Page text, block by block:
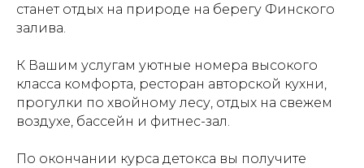
станет отдых на природе на берегу Финского
залива.
К Вашим услугам уютные номера высокого
класса комфорта, ресторан авторской кухни,
прогулки по хвойному лесу, отдых на свежем
воздухе, бассейн и фитнес-зал.
По окончании курса детокса вы получите